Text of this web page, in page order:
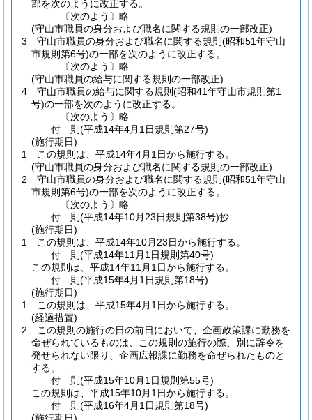
部を次のように改正する。
〔次のよう〕略
(守山市職員の身分および職名に関する規則の一部改正)
3
守山市職員の身分および職名に関する規則 (昭和51年守山
市規則第6号)の一部を次のように改正する。
〔次のよう〕略
(守山市職員の給与に関する規則の一部改正)
4
守山市職員の給与に関する規則 (昭和41年守山市規則第1
号)の一部を次のように改正する。
〔次のよう〕略
付 則(平成14年4月1日規則第27号)
(施行期日)
1
この規則は、平成14年4月1日から施行する。
(守山市職員の身分および職名に関する規則の一部改正)
2
守山市職員の身分および職名に関する規則 (昭和51年守山
市規則第6号)の一部を次のように改正する。
〔次のよう〕略
付 則(平成14年10月23日規則第38号)抄
(施行期日)
1
この規則は、平成14年10月23日から施行する。
付 則(平成14年11月1日規則第40号)
この規則は、平成14年11月1日から施行する。
付 則(平成15年4月1日規則第18号)
(施行期日)
1
この規則は、平成15年4月1日から施行する。
(経過措置)
2
この規則の施行の日の前日において、企画政策課に勤務を
命ぜられているものは、この規則の施行の際、別に辞令を
発せられない限り、企画広報課に勤務を命ぜられたものと
する。
付 則(平成15年10月1日規則第55号)
この規則は、平成15年10月1日から施行する。
付 則(平成16年4月1日規則第18号)